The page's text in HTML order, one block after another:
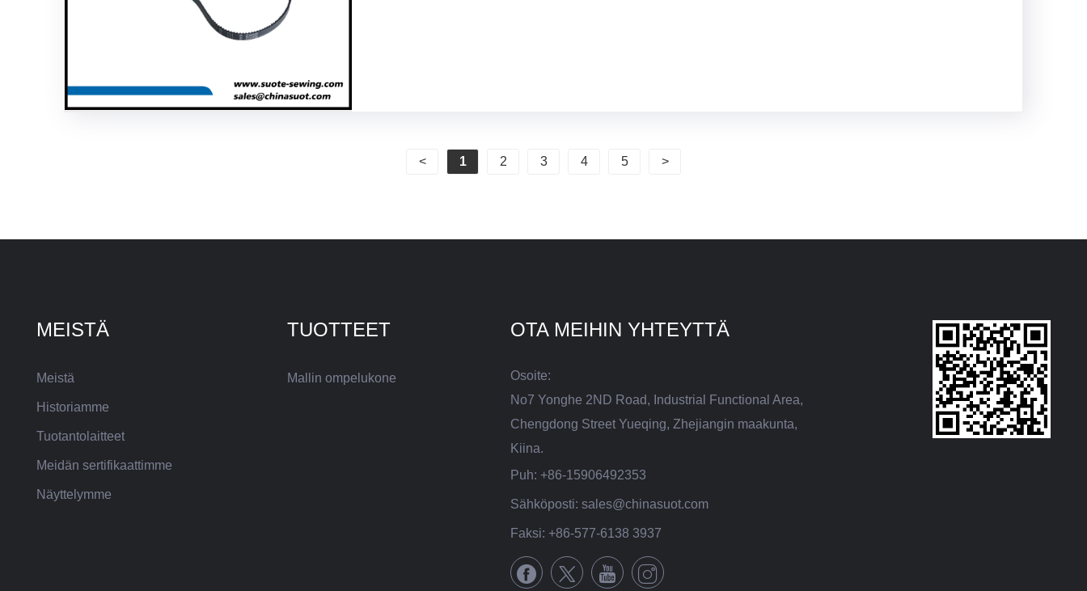
< 1 2 3 4 5 >
MEISTÄ
Meistä
Historiamme
Tuotantolaitteet
Meidän sertifikaattimme
Näyttelymme
TUOTTEET
Mallin ompelukone
OTA MEIHIN YHTEYTTÄ
Osoite:
No7 Yonghe 2ND Road, Industrial Functional Area,
Chengdong Street Yueqing, Zhejiangin maakunta,
Kiina.
Puh: +86-15906492353
Sähköposti:sales@chinasuot.com
Faksi: +86-577-6138 3937